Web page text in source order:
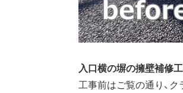
入口横の塀の擁壁補修
工事前はご覧の通り、